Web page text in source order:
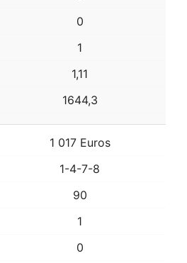
0
1
1,11
1644,3
1 017 Euros
1-4-7-8
90
1
0